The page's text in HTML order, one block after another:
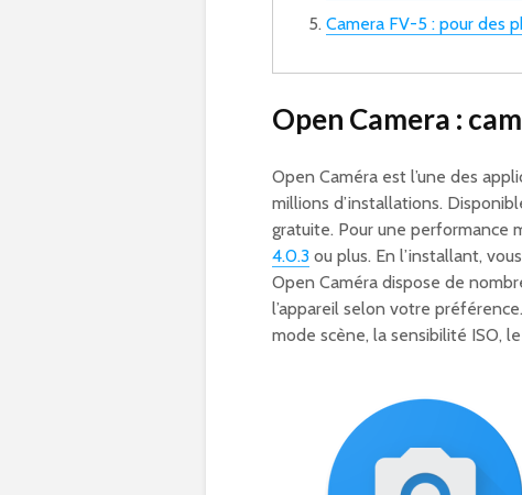
Camera FV-5 : pour des
Open Camera :
Open Caméra est l’une des
millions d’installations.
gratuite. Pour une performance
4.0.3 ou plus. En l’installant,
Open Caméra dispose de
l’appareil selon votre
mode scène, la sensibilité ISO,